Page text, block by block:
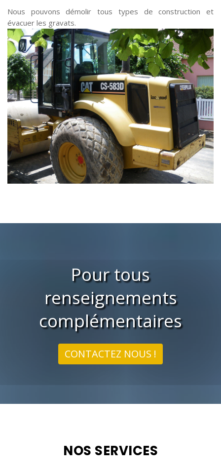
Nous pouvons démolir tous types de construction et
évacuer les gravats.
Pour tous
renseignements
complémentaires
CONTACTEZ NOUS !
NOS SERVICES